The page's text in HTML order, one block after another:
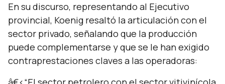
En su discurso, representando al Ejecutivo
provincial, Koenig resaltó la articulación con el
sector privado, señalando que la producción
puede complementarse y que se le han exigido
contraprestaciones claves a las operadoras: